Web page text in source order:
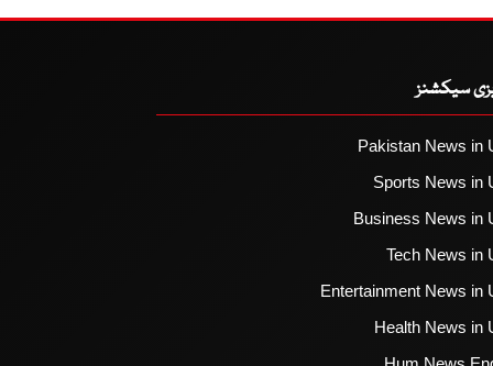
سیکشنز
Pakistan News in
Sports News in
Business News in
Tech News in
Entertainment News in
Health News in